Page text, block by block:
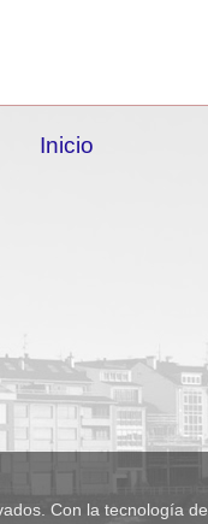
Inicio
Con la tecnología de